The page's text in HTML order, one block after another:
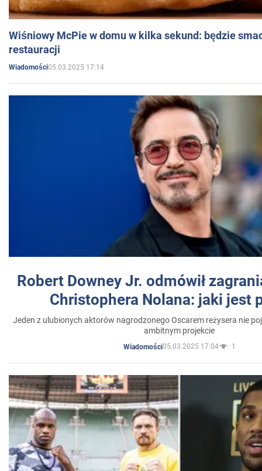
Wiśniowy McPie w domu w kilka sekund: będzie
restauracji
Wiadomości05.03.2025 17:14
Robert Downey Jr. odmówił
Christophera Nolana: jaki jest
Jeden z ulubionych aktorów nagrodzonego Oscarem reżysera nie
ambitnym projekcie
Wiadomości05.03.2025 17:04 1